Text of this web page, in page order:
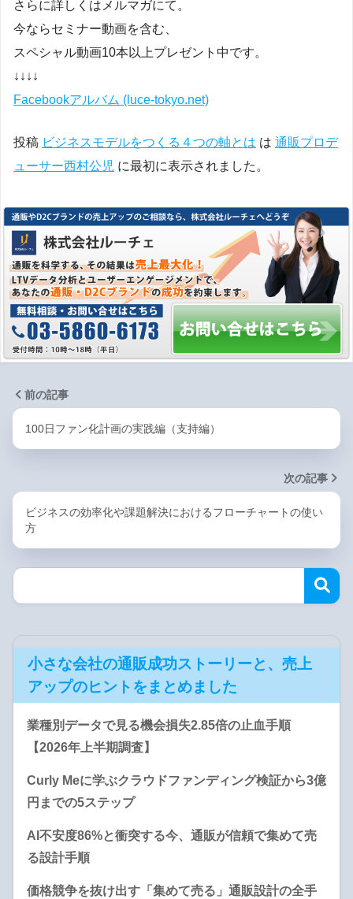
さらに詳しくはメルマガにて。
今ならセミナー動画を含む、
スペシャル動画10本以上プレゼント中です。
↓↓↓↓
Facebookアルバム (luce-tokyo.net)
投稿 ビジネスモデルをつくる４つの軸とは は 通販プロデ
ューサー西村公児 に最初に表示されました。
前の記事
100日ファン化計画の実践編（支持編）
次の記事
ビジネスの効率化や課題解決におけるフローチャートの使い
方
小さな会社の通販成功ストーリーと、売上
アップのヒントをまとめました
業種別データで見る機会損失2.85倍の止血手順
【2026年上半期調査】
Curly Meに学ぶクラウドファンディング検証から3億
円までの5ステップ
AI不安度86%と衝突する今、通販が信頼で集めて売
る設計手順
価格競争を抜け出す「集めて売る」通販設計の全手